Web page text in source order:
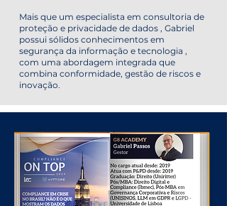
Mais que um especialista em consultoria de
proteção e privacidade de dados , Gabriel
possui sólidos conhecimentos em
segurança da informação e tecnologia ,
com uma abordagem integrada que
combina conformidade, gestão de riscos e
inovação.